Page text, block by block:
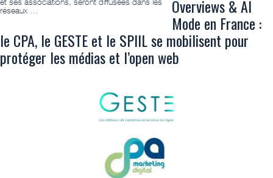
réseaux …
Overviews & AI
Mode en France :
le CPA, le GESTE et le SPIIL se mobilisent pour
protéger les médias et l’open web